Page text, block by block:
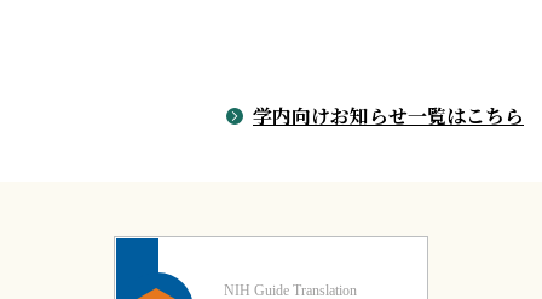
学内向けお知らせ一覧はこちら